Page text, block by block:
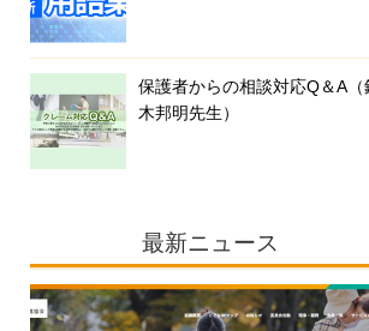
保護者からの相談対応Q＆A（
木邦明先生）
最新ニュース